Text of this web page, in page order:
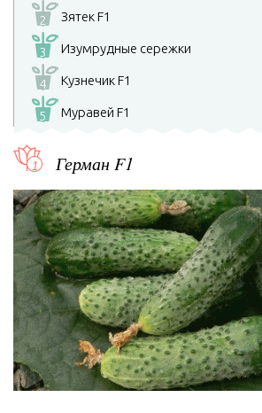
2 Зятек F1
3 Изумрудные сережки
4 Кузнечик F1
5 Муравей F1
Герман F1